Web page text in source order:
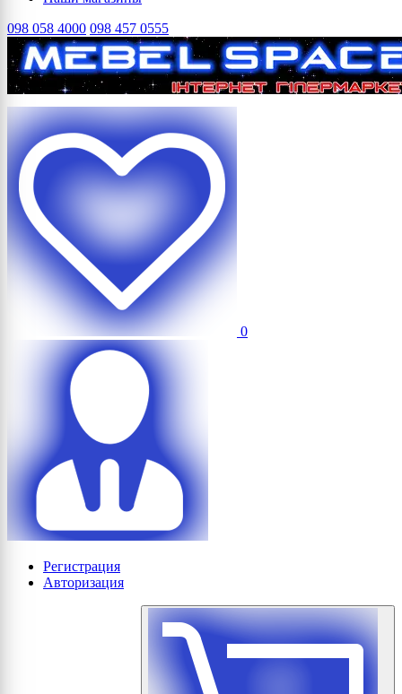
098 058 4000 098 457 0555
0
Регистрация
Авторизация